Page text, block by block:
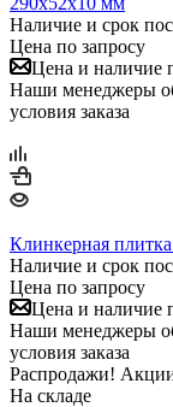
Наличие и срок
Цена по запросу
Цена и наличие
Наши менеджеры
условия заказа
Клинкерная
Наличие и срок
Цена по запросу
Цена и наличие
Наши менеджеры
условия заказа
Распродажи!
На складе